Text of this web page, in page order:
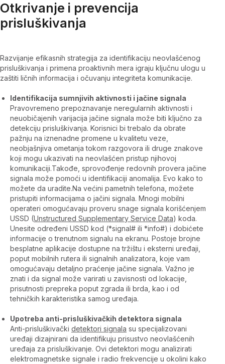
Otkrivanje i prevencija
prisluškivanja
Razvijanje efikasnih strategija za identifikaciju neovlašćenog
prisluškivanja i primena proaktivnih mera igraju ključnu ulogu u
zaštiti ličnih informacija i očuvanju integriteta komunikacije.
Identifikacija sumnjivih aktivnosti i jačine signala
Pravovremeno prepoznavanje neregularnih aktivnosti i
neuobičajenih varijacija jačine signala može biti ključno za
detekciju prisluškivanja. Korisnici bi trebalo da obrate
pažnju na iznenadne promene u kvalitetu veze,
neobjašnjiva ometanja tokom razgovora ili druge znakove
koji mogu ukazivati na neovlašćen pristup njihovoj
komunikaciji.Takođe, sprovođenje redovnih provera jačine
signala može pomoći u identifikaciji anomalija. Evo kako to
možete da uradite.Na većini pametnih telefona, možete
pristupiti informacijama o jačini signala. Mnogi mobilni
operateri omogućavaju proveru snage signala korišćenjem
USSD (Unstructured Supplementary Service Data) koda.
Unesite određeni USSD kod (*signal# ili *info#) i dobićete
informacije o trenutnom signalu na ekranu. Postoje brojne
besplatne aplikacije dostupne na tržištu i eksterni uređaji,
poput mobilnih rutera ili signalnih analizatora, koje vam
omogućavaju detaljno praćenje jačine signala. Važno je
znati i da signal može varirati u zavisnosti od lokacije,
prisutnosti prepreka poput zgrada ili brda, kao i od
tehničkih karakteristika samog uređaja.
Upotreba anti-prisluškivačkih detektora signala
Anti-prisluškivački detektori signala su specijalizovani
uređaji dizajnirani da identifikuju prisustvo neovlašćenih
uređaja za prisluškivanje. Ovi detektori mogu analizirati
elektromagnetske signale i radio frekvencije u okolini kako